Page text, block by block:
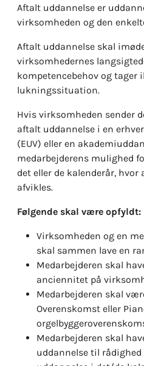
Aftalt uddannelse er
virksomheden og den
Aftalt uddannelse skal
virksomhedernes
kompetencebehov og tager
lukningssituation.
Hvis virksomheden sender
aftalt uddannelse i en
(EUV) eller en
medarbejderens mulighed
det eller de kalenderår,
afvikles.
Følgende skal være opfyldt:
Virksomheden og en
skal sammen lave en
Medarbejderen skal
anciennitet på
Medarbejderen skal
Overenskomst eller
Medarbejderen skal
uddannelse til